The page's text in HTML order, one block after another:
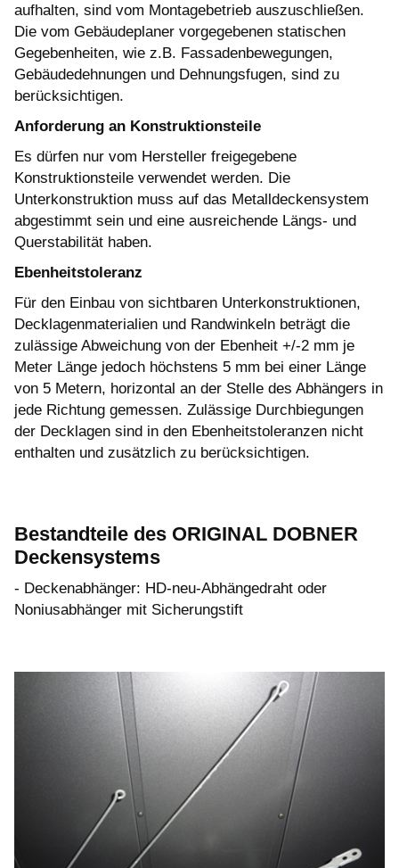
aufhalten, sind vom Montagebetrieb auszuschließen.
Die vom Gebäudeplaner vorgegebenen statischen
Gegebenheiten, wie z.B. Fassadenbewegungen,
Gebäudedehnungen und Dehnungsfugen, sind zu
berücksichtigen.
Anforderung an Konstruktionsteile
Es dürfen nur vom Hersteller freigegebene
Konstruktionsteile verwendet werden. Die
Unterkonstruktion muss auf das Metalldeckensystem
abgestimmt sein und eine ausreichende Längs- und
Querstabilität haben.
Ebenheitstoleranz
Für den Einbau von sichtbaren Unterkonstruktionen,
Decklagenmaterialien und Randwinkeln beträgt die
zulässige Abweichung von der Ebenheit +/-2 mm je
Meter Länge jedoch höchstens 5 mm bei einer Länge
von 5 Metern, horizontal an der Stelle des Abhängers in
jede Richtung gemessen. Zulässige Durchbiegungen
der Decklagen sind in den Ebenheitstoleranzen nicht
enthalten und zusätzlich zu berücksichtigen.
Bestandteile des ORIGINAL DOBNER
Deckensystems
- Deckenabhänger: HD-neu-Abhängedraht oder
Noniusabhänger mit Sicherungstift